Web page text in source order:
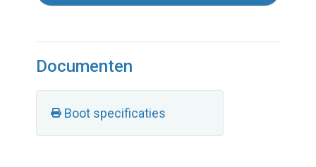
Documenten
Boot specificaties